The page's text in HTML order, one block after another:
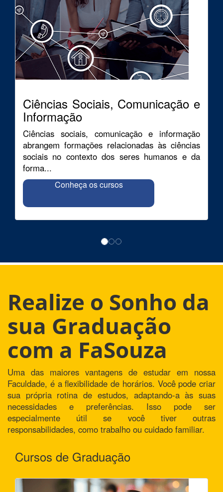
Ciências Sociais, Comunicação e
Informação
Ciências sociais, comunicação e informação
abrangem formações relacionadas às ciências
sociais no contexto dos seres humanos e da
forma...
Conheça os cursos
Realize o Sonho da
sua Graduação
com a FaSouza
Uma das maiores vantagens de estudar em nossa
Faculdade, é a flexibilidade de horários. Você pode criar
sua própria rotina de estudos, adaptando-a às suas
necessidades e preferências. Isso pode ser
especialmente útil se você tiver outras
responsabilidades, como trabalho ou cuidado familiar.
Cursos de Graduação